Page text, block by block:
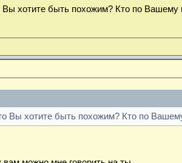
Вы хотите быть похожим? Кто по
Вы хотите быть похожим? Кто по